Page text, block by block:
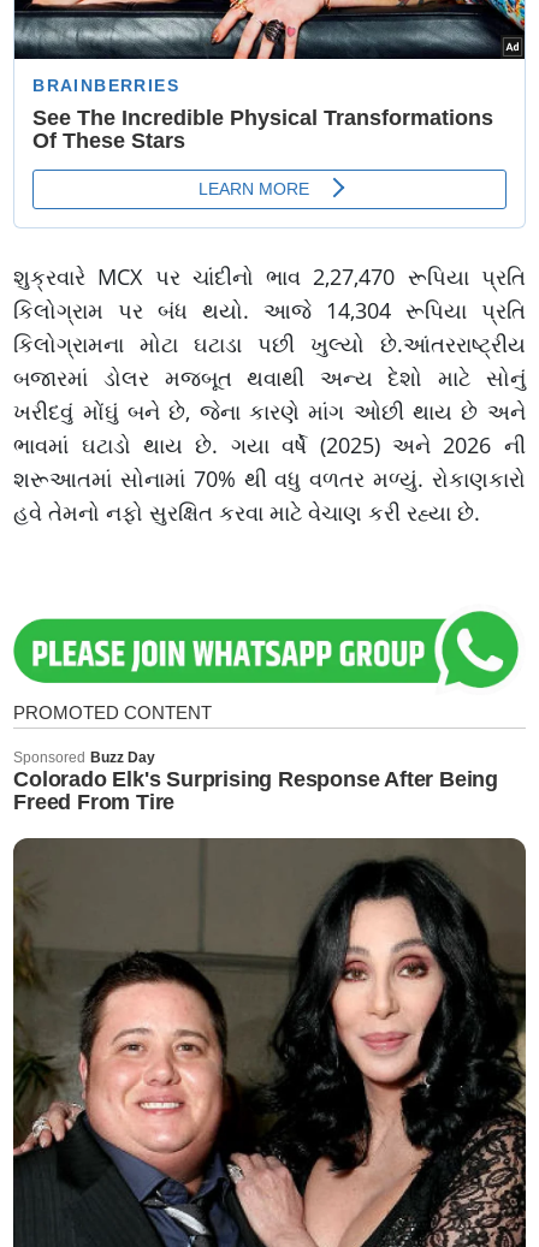
શુક્રવારે MCX પર ચાંદીનો ભાવ 2,27,470 રૂપિયા પ્રતિ
કિલોગ્રામ પર બંધ થયો. આજે 14,304 રૂપિયા પ્રતિ
કિલોગ્રામના મોટા ઘટાડા પછી ખુલ્યો છે.આંતરરાષ્ટ્રીય
બજારમાં ડોલર મજબૂત થવાથી અન્ય દેશો માટે સોનું
ખરીદવું મોંઘું બને છે, જેના કારણે માંગ ઓછી થાય છે અને
ભાવમાં ઘટાડો થાય છે. ગયા વર્ષે (2025) અને 2026 ની
શરૂઆતમાં સોનામાં 70% થી વધુ વળતર મળ્યું. રોકાણકારો
હવે તેમનો નફો સુરક્ષિત કરવા માટે વેચાણ કરી રહ્યા છે.